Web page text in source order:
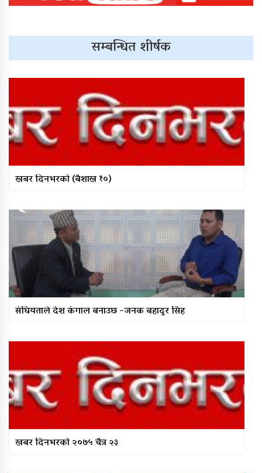
पत्रकार महासंघका निवर्तमान अध्यक्ष
कोष स्थापना
एक्टीभ युवा क्लबको आयोजनामा २१
जनाले गरे रक्तदान
नागढुङ्गा–सिस्नेखोला सुरुङमार्ग उद्घाटन:
तीन महिनासम्म ‘परीक्षणकाल’,
अत्यावश्यक सेवालाई मात्र प्रवेश
वीरेन्द्रनगरमा रक्तदान कार्यक्रम सम्पन्न,
९४ पिन्ट रगत संकलन
कर्णाली प्रदेश सरकारद्वारा सवारी
साधनमा नयाँ कर र दस्तुर निर्धारण
क्यान्सर अस्पताल खजुरामा
बालबालिकाकालागि कृतिम खेल सामाग्री
बर्दियाको राजापूरमा सर्वाधिक शतक
रक्तदाता कर्माचार्य सम्मानित
सम्बन्धित शीर्षक
खबर दिनभरको (बैशाख १०)
संघियताले देश कंगाल बनाउछ ‍‍-जनक बहादुर सिंह
खबर दिनभरको २०७५ चैत्र २३